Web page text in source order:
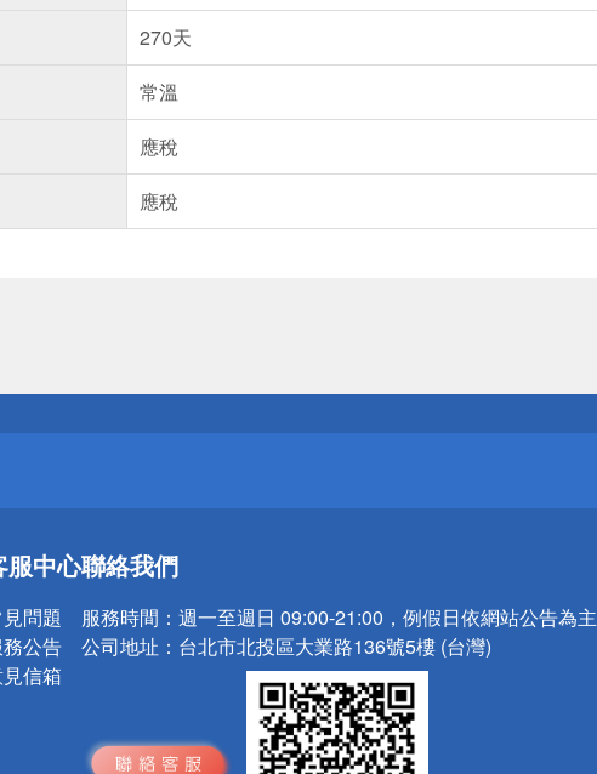
270天
常溫
應稅
應稅
小心！
小心！
服中心
問題
公告
信箱
聯絡我們
服務時間： 週一至週日 09:00-21:00，例假日依網站公告為主
公司地址： 台北市北投區大業路136號5樓 (台灣)